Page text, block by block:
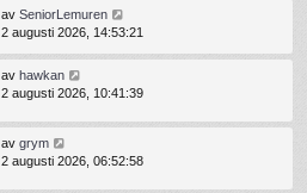
av SeniorLemuren
2 augusti 2026, 14:53:21
av hawkan
2 augusti 2026, 10:41:39
av grym
2 augusti 2026, 06:52:58